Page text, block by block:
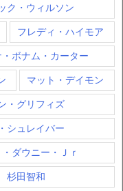
ク・ウィルソン
フレディ・ハイモア
ボナム・カーター
マット・デイモン
・グリフィズ
シュレイバー
ダウニー・Ｊｒ
杉田智和